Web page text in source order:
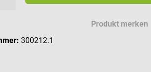
Produkt merken
300212.1